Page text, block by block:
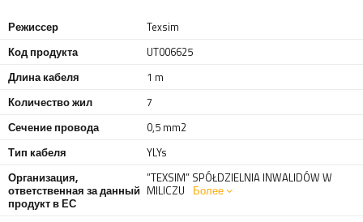
Режиссер
Texsim
Код продукта
UT006625
Длина кабеля
1 m
Количество жил
7
Сечение провода
0,5 mm2
Тип кабеля
YLYs
Организация,
ответственная за данный
продукт в ЕС
”TEXSIM” SPÓŁDZIELNIA INWALIDÓW W
MILICZU Более